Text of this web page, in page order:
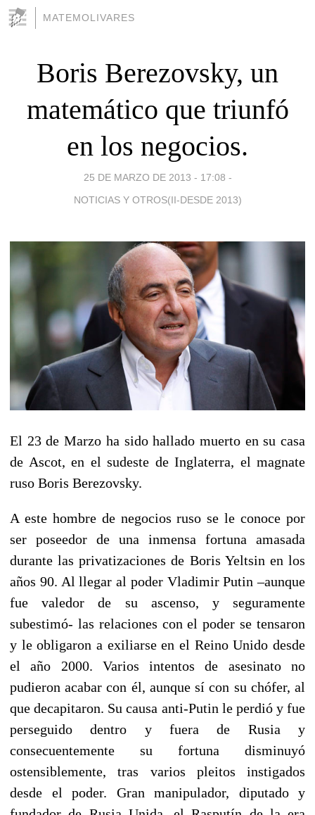
MATEMOLIVARES
Boris Berezovsky, un
matemático que triunfó
en los negocios.
25 DE MARZO DE 2013 - 17:08 -
NOTICIAS Y OTROS(II-DESDE 2013)
El 23 de Marzo ha sido hallado muerto en su casa
de Ascot, en el sudeste de Inglaterra, el magnate
ruso Boris Berezovsky.
A este hombre de negocios ruso se le conoce por
ser poseedor de una inmensa fortuna amasada
durante las privatizaciones de Boris Yeltsin en los
años 90. Al llegar al poder Vladimir Putin –aunque
fue valedor de su ascenso, y seguramente
subestimó- las relaciones con el poder se tensaron
y le obligaron a exiliarse en el Reino Unido desde
el año 2000. Varios intentos de asesinato no
pudieron acabar con él, aunque sí con su chófer, al
que decapitaron. Su causa anti-Putin le perdió y fue
perseguido dentro y fuera de Rusia y
consecuentemente su fortuna disminuyó
ostensiblemente, tras varios pleitos instigados
desde el poder. Gran manipulador, diputado y